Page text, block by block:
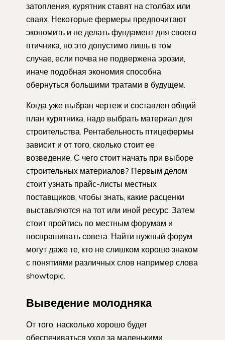
затопления, курятник ставят на столбах или
сваях. Некоторые фермеры предпочитают
экономить и не делать фундамент для своего
птичника, но это допустимо лишь в том
случае, если почва не подвержена эрозии,
иначе подобная экономия способна
обернуться большими тратами в будущем.
Когда уже выбран чертеж и составлен общий
план курятника, надо выбрать материал для
строительства. Рентабельность птицефермы
зависит и от того, сколько стоит ее
возведение. С чего стоит начать при выборе
строительных материалов? Первым делом
стоит узнать прайс-листы местных
поставщиков, чтобы знать, какие расценки
выставляются на тот или иной ресурс. Затем
стоит пройтись по местным форумам и
поспрашивать совета. Найти нужный форум
могут даже те, кто не слишком хорошо знаком
с понятиями различных слов например слова
showtopic.
Выведение молодняка
От того, насколько хорошо будет
обеспечиваться уход за маленькими